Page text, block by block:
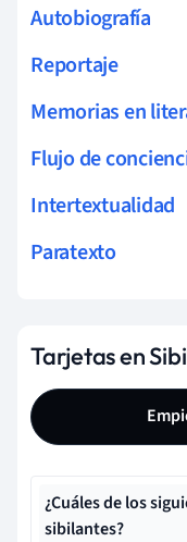
Autobiografía
Reportaje
Memorias en
Flujo de
Intertextualidad
Paratexto
Tarjetas en
¿Cuáles de los
sibilantes?